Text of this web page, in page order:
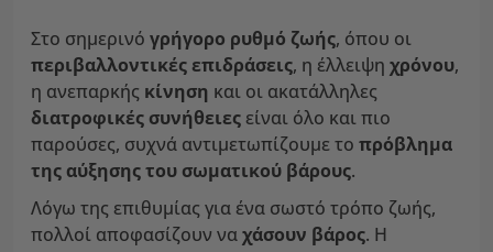
Στο σημερινό γρήγορο ρυθμό ζωής, όπου οι
περιβαλλοντικές επιδράσεις, η έλλειψη χρόνου,
η ανεπαρκής κίνηση και οι ακατάλληλες
διατροφικές συνήθειες είναι όλο και πιο
παρούσες, συχνά αντιμετωπίζουμε το πρόβλημα
της αύξησης του σωματικού βάρους.
Λόγω της επιθυμίας για ένα σωστό τρόπο ζωής,
πολλοί αποφασίζουν ναχάσουν βάρος. Η